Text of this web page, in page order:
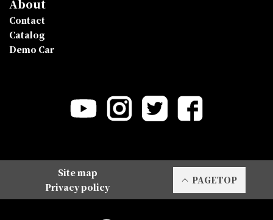
About
Contact
Catalog
Demo Car
Site map
Privacy policy
PAGETOP